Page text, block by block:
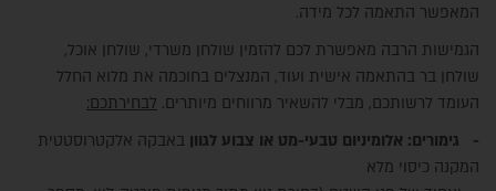
המאפשר התאמה לכל מידה.
הגמישות הרבה מאפשרת לכם להזמין שולחן משרדי, שולחן אוכל,
שולחן בר בהתאמה אישית ועוד, המנצלים בחוכמה את מלוא החלל
העומד לרשותכם, מבלי להשאיר מרווחים מיותרים. לבחירתכם:
- גימורים: אלומיניום טבעי-מט או צבוע לגוון באבקה אלקטרוסטטית
המקנה כיסוי מלא